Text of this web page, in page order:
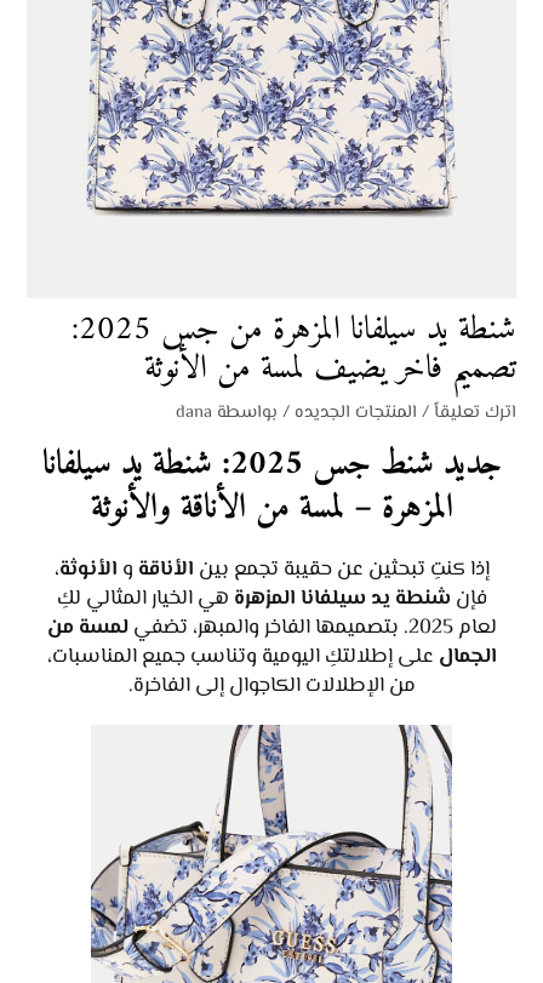
شنطة يد سيلفانا المزهرة من جس 2025:
تصميم فاخر يضيف لمسة من الأنوثة
اترك تعليقاً/ المنتجات الجديده / بواسطة dana
جديد شنط جس 2025: شنطة يد سيلفانا
المزهرة – لمسة من الأناقة والأنوثة
إذا كنتِ تبحثين عن حقيبة تجمع بين الأناقة و الأنوثة،
فإنشنطة يد سيلفانا المزهرة هي الخيار المثالي لكِ
لعام 2025. بتصميمها الفاخر والمبهر، تضفي
لمسة من
الجمال على إطلالتكِ اليومية وتناسب جميع المناسبات،
من الإطلالات الكاجوال إلى الفاخرة.